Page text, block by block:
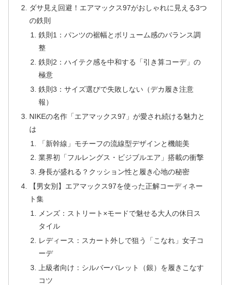
ダサ見え回避！エアマックス97がおしゃれに見える3つ
の鉄則
鉄則1：パンツの裾幅とボリューム感のバランス調
整
鉄則2：ハイテク感を中和する「引き算コーデ」の
極意
鉄則3：サイズ選びで失敗しない（デカ履き注意
報）
NIKEの名作「エアマックス97」が愛され続ける魅力と
は
「新幹線」モチーフの流線型デザインと機能美
業界初「フルレングス・ビジブルエア」搭載の衝撃
身長が盛れる？クッション性と履き心地の秘密
【男女別】エアマックス97を使った正解コーディネー
ト集
メンズ：ストリート×モードで魅せる大人の休日ス
タイル
レディース：スカート外しで狙う「こなれ」女子コ
ーデ
上級者向け：シルバーバレット（銀）を履きこなす
コツ